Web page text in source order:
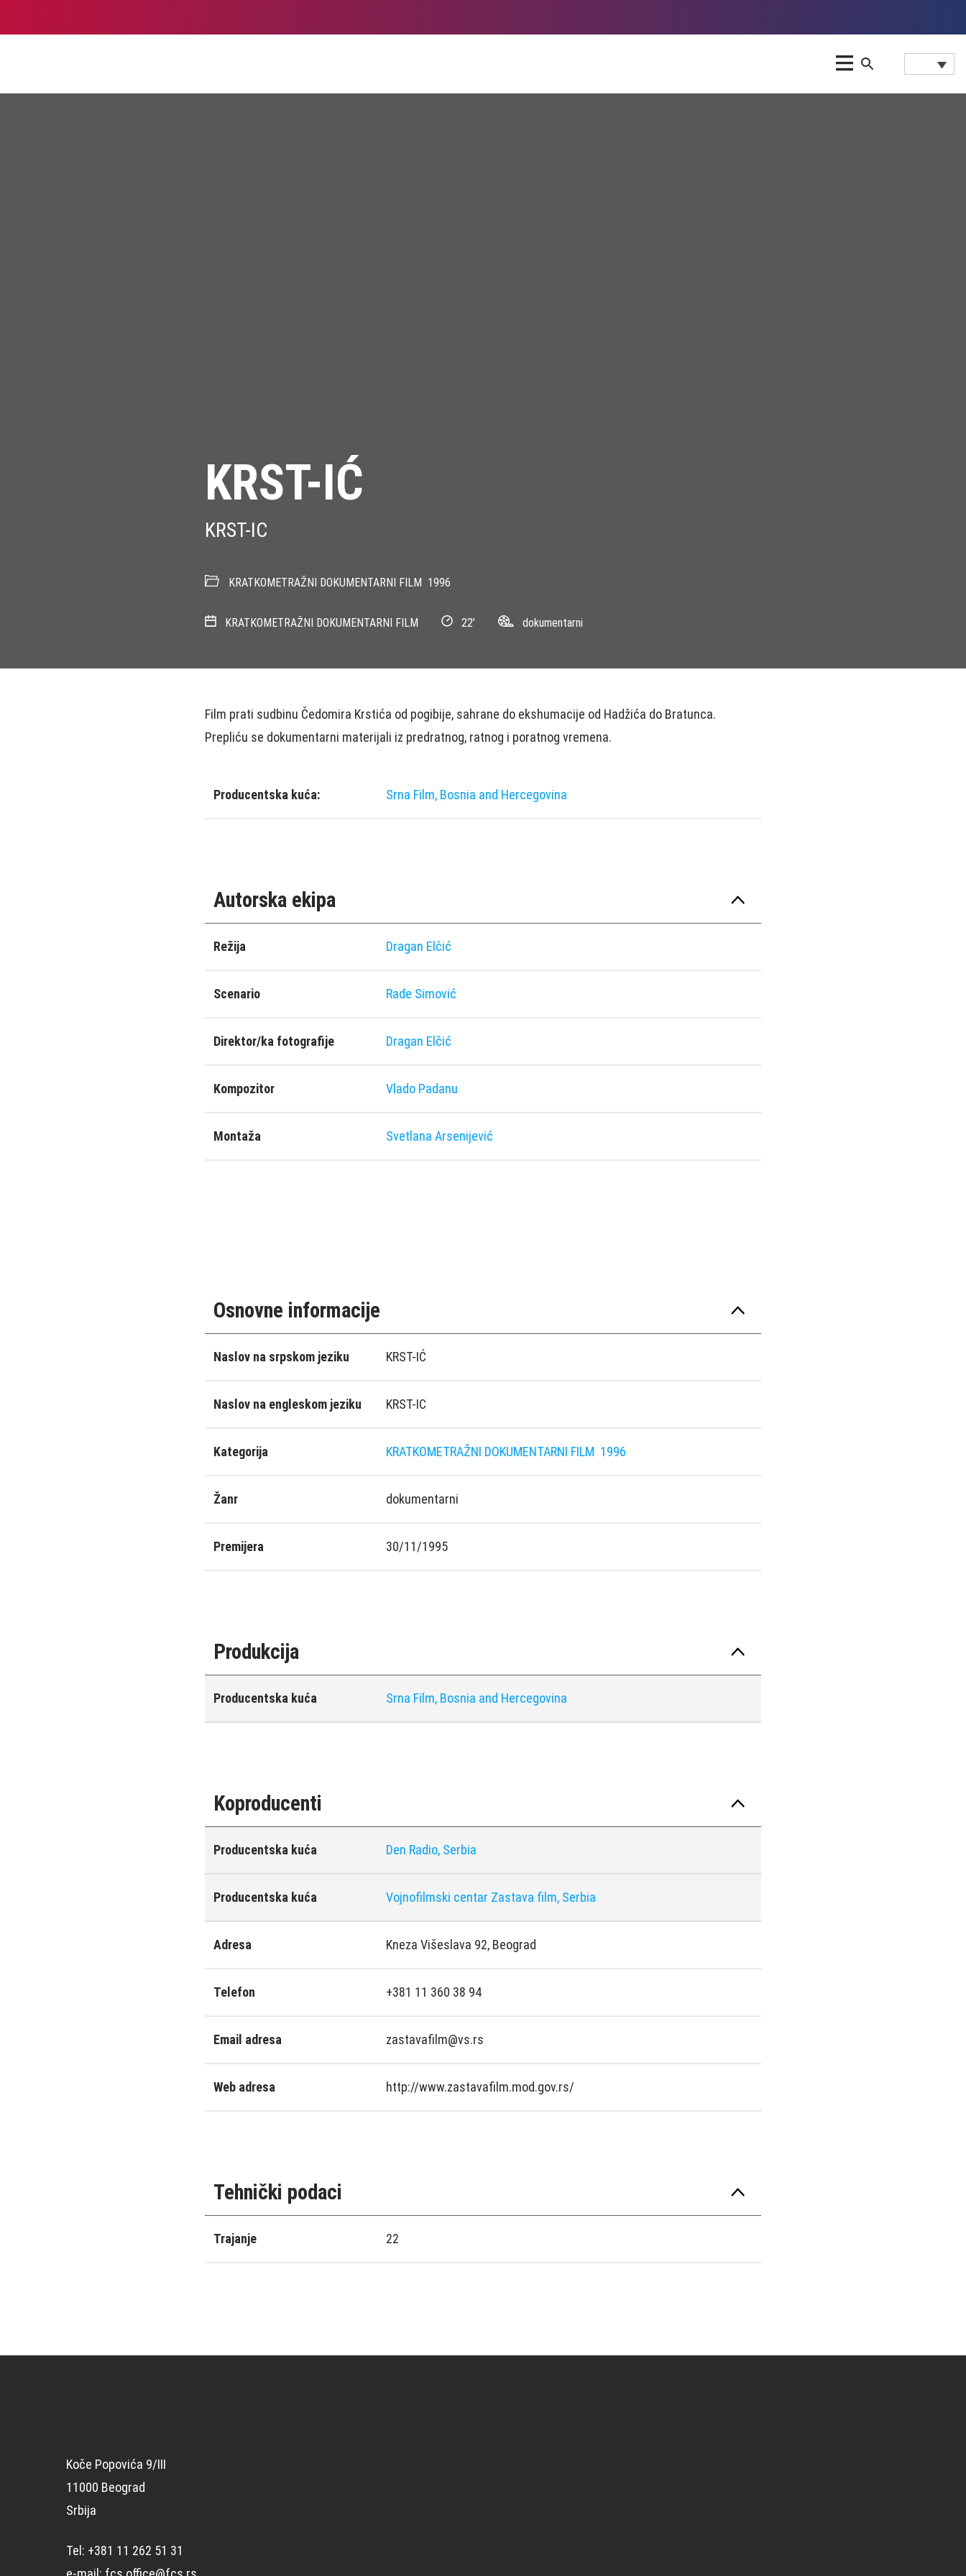
KRST-IĆ
KRST-IC
KRATKOMETRAŽNI DOKUMENTARNI FILM 1996
KRATKOMETRAŽNI DOKUMENTARNI FILM 22’ dokumentarni
Film prati sudbinu Čedomira Krstića od pogibije, sahrane do ekshumacije od Hadžića do Bratunca.
Prepliću se dokumentarni materijali iz predratnog, ratnog i poratnog vremena.
Producentska kuća: Srna Film, Bosnia and Hercegovina
Autorska ekipa
Režija Dragan Elčić
Scenario Rade Simović
Direktor/ka fotografije Dragan Elčić
Kompozitor Vlado Padanu
Montaža Svetlana Arsenijević
Osnovne informacije
Naslov na srpskom jeziku KRST-IĆ
Naslov na engleskom jeziku KRST-IC
Kategorija KRATKOMETRAŽNI DOKUMENTARNI FILM 1996
Žanr dokumentarni
Premijera 30/11/1995
Produkcija
Producentska kuća Srna Film, Bosnia and Hercegovina
Koproducenti
Producentska kuća Den Radio, Serbia
Producentska kuća Vojnofilmski centar Zastava film, Serbia
Adresa Kneza Višeslava 92, Beograd
Telefon +381 11 360 38 94
Email adresa zastavafilm@vs.rs
Web adresa http://www.zastavafilm.mod.gov.rs/
Tehnički podaci
Trajanje 22
Koče Popovića 9/III
11000 Beograd
Srbija
Tel: +381 11 262 51 31